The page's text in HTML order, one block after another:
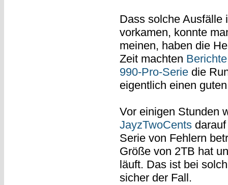
Dass solche Ausfälle
vorkamen, konnte
meinen, haben die
Zeit machten
990-Pro-Seriedie
eigentlich einen
Vor einigen Stunden
JayzTwoCentsdarauf
Serie von Fehlern
Größe von 2TB hat
läuft. Das ist bei
sicher der Fall.